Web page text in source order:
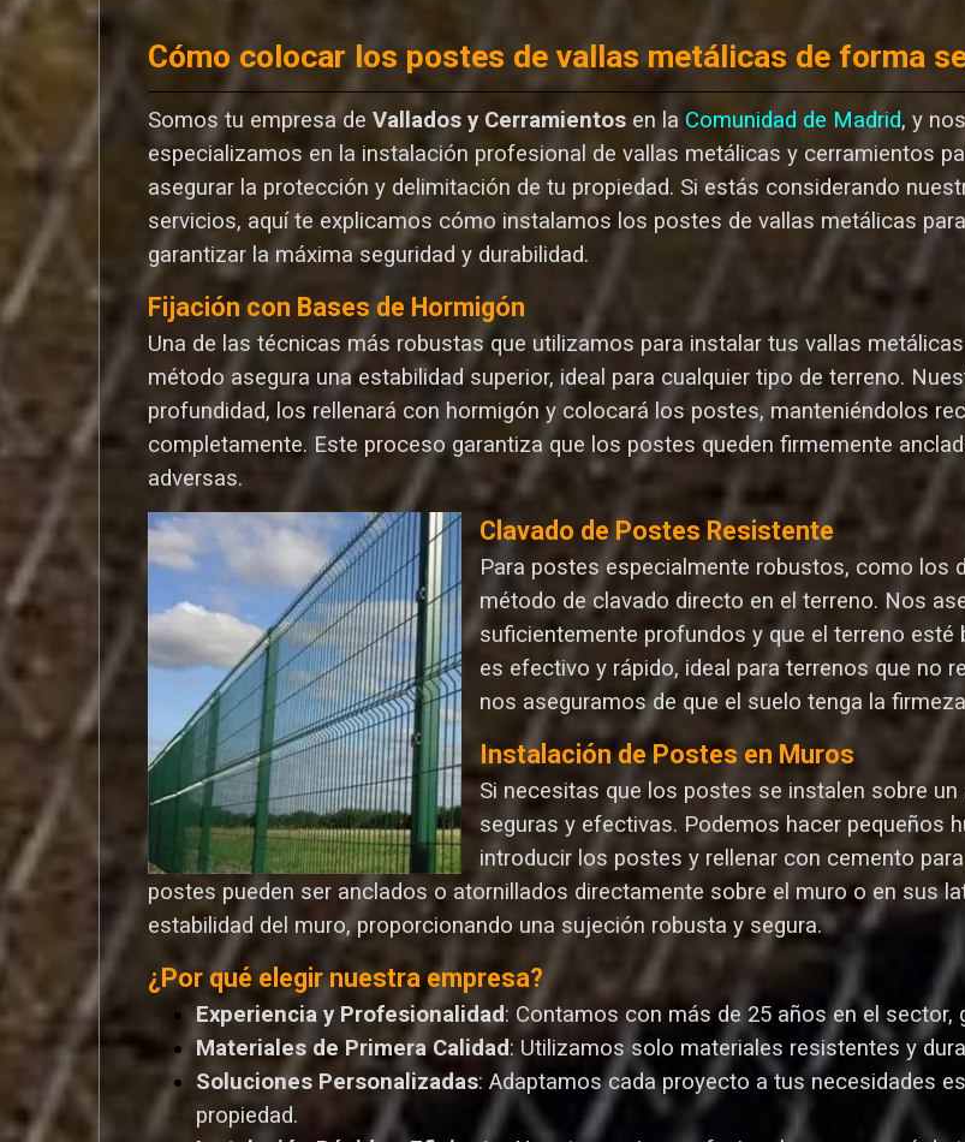
Cómo colocar los postes de vallas metálicas de forma
Somos tu empresa deVallados y Cerramientos en la Comunidad de Madrid, y nos
especializamos en la instalación profesional de vallas metálicas y cerramientos
asegurar la protección y delimitación de tu propiedad. Si estás considerando
servicios, aquí te explicamos cómo instalamos los postes de vallas metálicas para
garantizar la máxima seguridad y durabilidad.
Fijación con Bases de Hormigón
Una de las técnicas más robustas que utilizamos para instalar tus vallas
método asegura una estabilidad superior, ideal para cualquier tipo de terreno.
profundidad, los rellenará con hormigón y colocará los postes, manteniéndolos
completamente. Este proceso garantiza que los postes queden firmemente
adversas.
Clavado de Postes Resistente
Para postes especialmente robustos, como los
método de clavado directo en el terreno. Nos
suficientemente profundos y que el terreno
es efectivo y rápido, ideal para terrenos que no
nos aseguramos de que el suelo tenga la
Instalación de Postes en Muros
Si necesitas que los postes se instalen sobre
seguras y efectivas. Podemos hacer pequeños
introducir los postes y rellenar con cemento
postes pueden ser anclados o atornillados directamente sobre el muro o en sus
estabilidad del muro, proporcionando una sujeción robusta y segura.
¿Por qué elegir nuestra empresa?
Experiencia y Profesionalidad: Contamos con más de 25 años en el
Materiales de Primera Calidad: Utilizamos solo materiales resistentes y
Soluciones Personalizadas: Adaptamos cada proyecto a tus necesidades
propiedad.